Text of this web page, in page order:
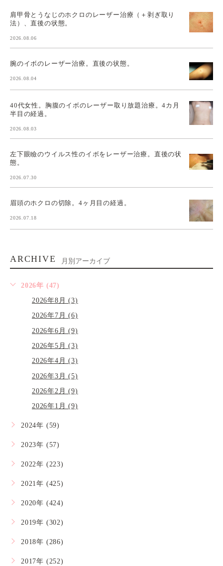
肩甲骨とうなじのホクロのレーザー治療（＋剥ぎ取り
法）、直後の状態。
2026.08.06
腕のイボのレーザー治療。直後の状態。
2026.08.04
40代女性。胸腹のイボのレーザー取り放題治療。4カ月
半目の経過。
2026.08.03
左下眼瞼のウイルス性のイボをレーザー治療。直後の状
態。
2026.07.30
眉頭のホクロの切除。4ヶ月目の経過。
2026.07.18
ARCHIVE 月別アーカイブ
2026年 (47)
2026年8月 (3)
2026年7月 (6)
2026年6月 (9)
2026年5月 (3)
2026年4月 (3)
2026年3月 (5)
2026年2月 (9)
2026年1月 (9)
2024年 (59)
2023年 (57)
2022年 (223)
2021年 (425)
2020年 (424)
2019年 (302)
2018年 (286)
2017年 (252)